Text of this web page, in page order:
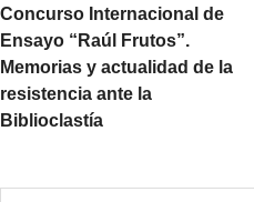
Concurso Internacional de
Ensayo “Raúl Frutos”.
Memorias y actualidad de la
resistencia ante la
Biblioclastía